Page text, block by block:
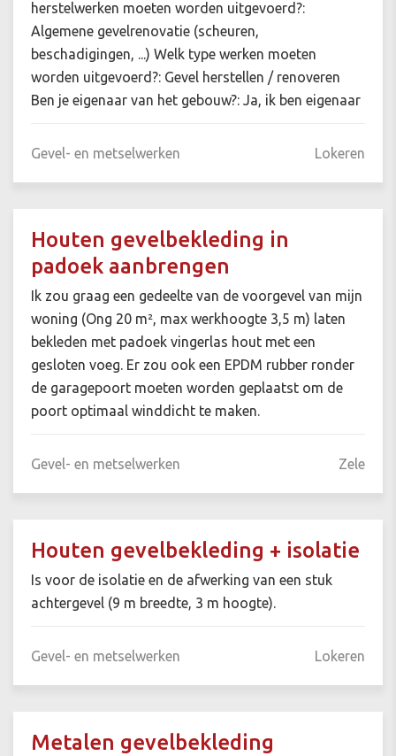
herstelwerken moeten worden uitgevoerd?:
Algemene gevelrenovatie (scheuren,
beschadigingen, ...) Welk type werken moeten
worden uitgevoerd?: Gevel herstellen / renoveren
Ben je eigenaar van het gebouw?: Ja, ik ben eigenaar
Gevel- en metselwerken Lokeren
Houten gevelbekleding in
padoek aanbrengen
Ik zou graag een gedeelte van de voorgevel van mijn
woning (Ong 20 m², max werkhoogte 3,5 m) laten
bekleden met padoek vingerlas hout met een
gesloten voeg. Er zou ook een EPDM rubber ronder
de garagepoort moeten worden geplaatst om de
poort optimaal winddicht te maken.
Gevel- en metselwerken Zele
Houten gevelbekleding + isolatie
Is voor de isolatie en de afwerking van een stuk
achtergevel (9 m breedte, 3 m hoogte).
Gevel- en metselwerken Lokeren
Metalen gevelbekleding